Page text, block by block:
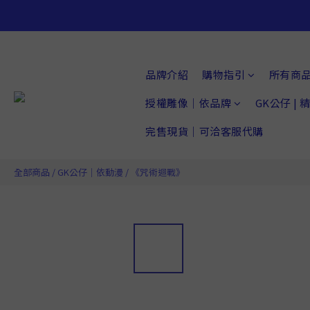
品牌介紹 購物指引
所有商
授權雕像｜依品牌
GK公仔 |
完售現貨｜可洽客服代購
全部商品 / GK公仔｜依動漫 / 《咒術迴戰》